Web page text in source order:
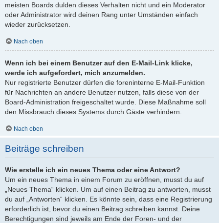
meisten Boards dulden dieses Verhalten nicht und ein Moderator
oder Administrator wird deinen Rang unter Umständen einfach
wieder zurücksetzen.
Nach oben
Wenn ich bei einem Benutzer auf den E-Mail-Link klicke,
werde ich aufgefordert, mich anzumelden.
Nur registrierte Benutzer dürfen die foreninterne E-Mail-Funktion
für Nachrichten an andere Benutzer nutzen, falls diese von der
Board-Administration freigeschaltet wurde. Diese Maßnahme soll
den Missbrauch dieses Systems durch Gäste verhindern.
Nach oben
Beiträge schreiben
Wie erstelle ich ein neues Thema oder eine Antwort?
Um ein neues Thema in einem Forum zu eröffnen, musst du auf
„Neues Thema“ klicken. Um auf einen Beitrag zu antworten, musst
du auf „Antworten“ klicken. Es könnte sein, dass eine Registrierung
erforderlich ist, bevor du einen Beitrag schreiben kannst. Deine
Berechtigungen sind jeweils am Ende der Foren- und der